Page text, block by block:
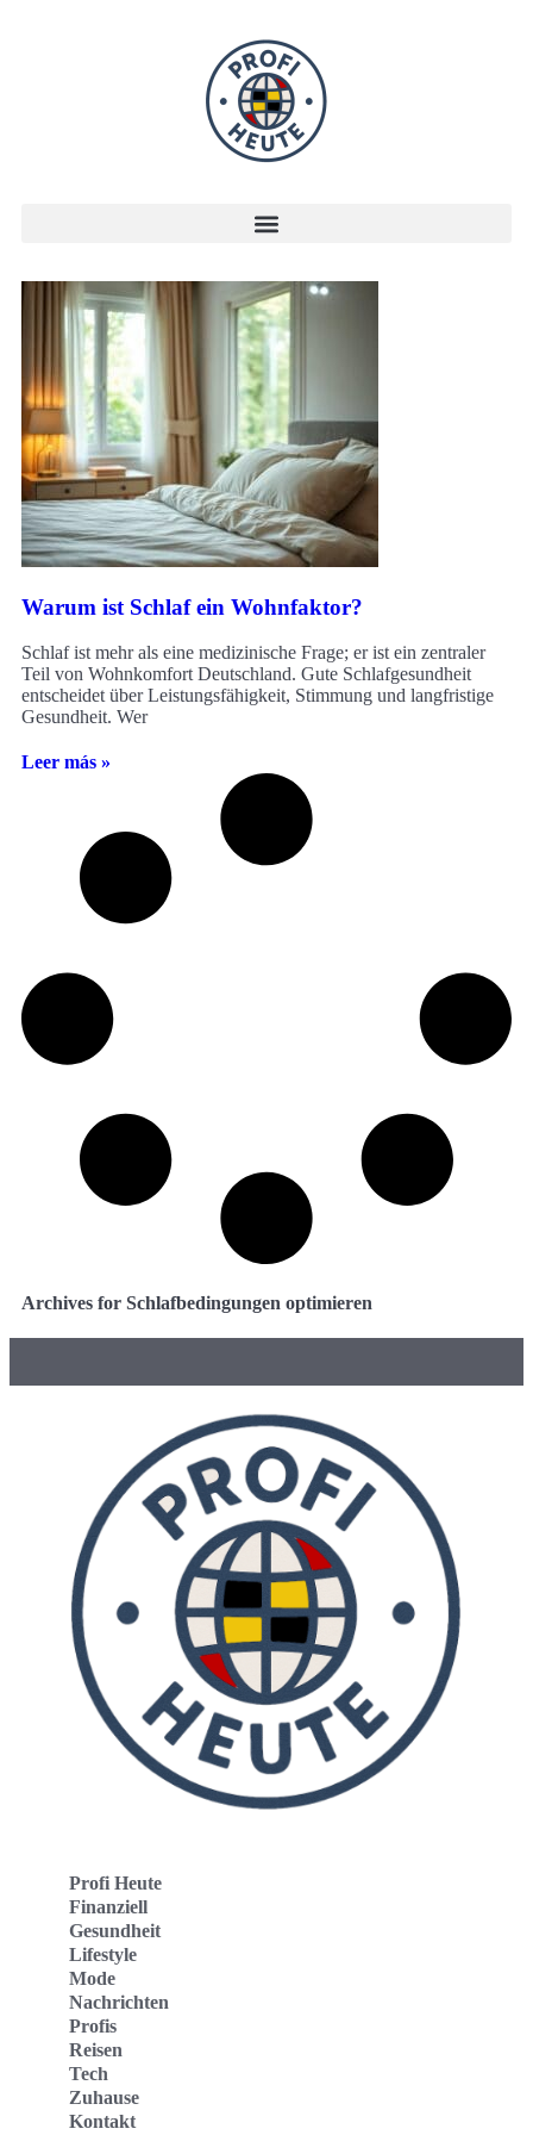
Warum ist Schlaf ein Wohnfaktor?
Schlaf ist mehr als eine medizinische Frage; er ist ein zentraler
Teil von Wohnkomfort Deutschland. Gute Schlafgesundheit
entscheidet über Leistungsfähigkeit, Stimmung und langfristige
Gesundheit. Wer
Leer más »
Archives for Schlafbedingungen optimieren
Profi Heute
Finanziell
Gesundheit
Lifestyle
Mode
Nachrichten
Profis
Reisen
Tech
Zuhause
Kontakt